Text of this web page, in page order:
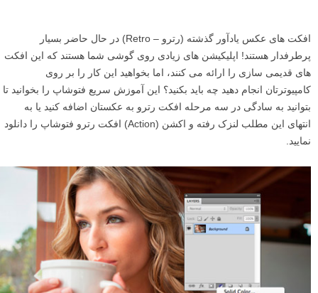
افکت های عکس یادآور گذشته (رترو – Retro) در حال حاضر بسیار
پرطرفدار هستند! اپلیکیشن های زیادی روی گوشی شما هستند که این افکت
های قدیمی سازی را ارائه می کنند، اما بخواهید این کار را بر روی
کامپیوترتان انجام دهید چه باید بکنید؟ این آموزش سریع فتوشاپ را بخوانید تا
بتوانید به سادگی در سه مرحله افکت رترو به عکستان اضافه کنید یا به
انتهای این مطلب لنزک رفته و اکشن (Action) افکت رترو فتوشاپ را دانلود
نمایید.